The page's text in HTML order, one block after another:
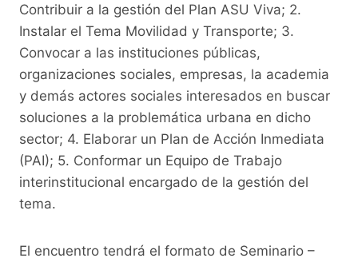
Contribuir a la gestión del Plan ASU Viva; 2.
Instalar el Tema Movilidad y Transporte; 3.
Convocar a las instituciones públicas,
organizaciones sociales, empresas, la academia
y demás actores sociales interesados en buscar
soluciones a la problemática urbana en dicho
sector; 4. Elaborar un Plan de Acción Inmediata
(PAI); 5. Conformar un Equipo de Trabajo
interinstitucional encargado de la gestión del
tema.
El encuentro tendrá el formato de Seminario –